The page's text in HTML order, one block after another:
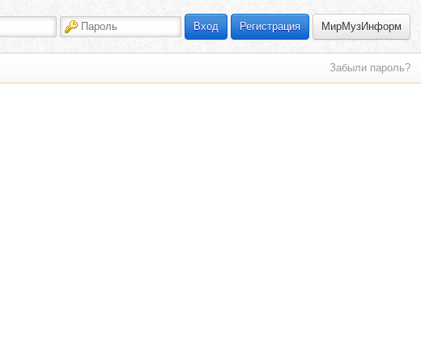
Вход Регистрация МирМузИнформ
Забыли пароль?